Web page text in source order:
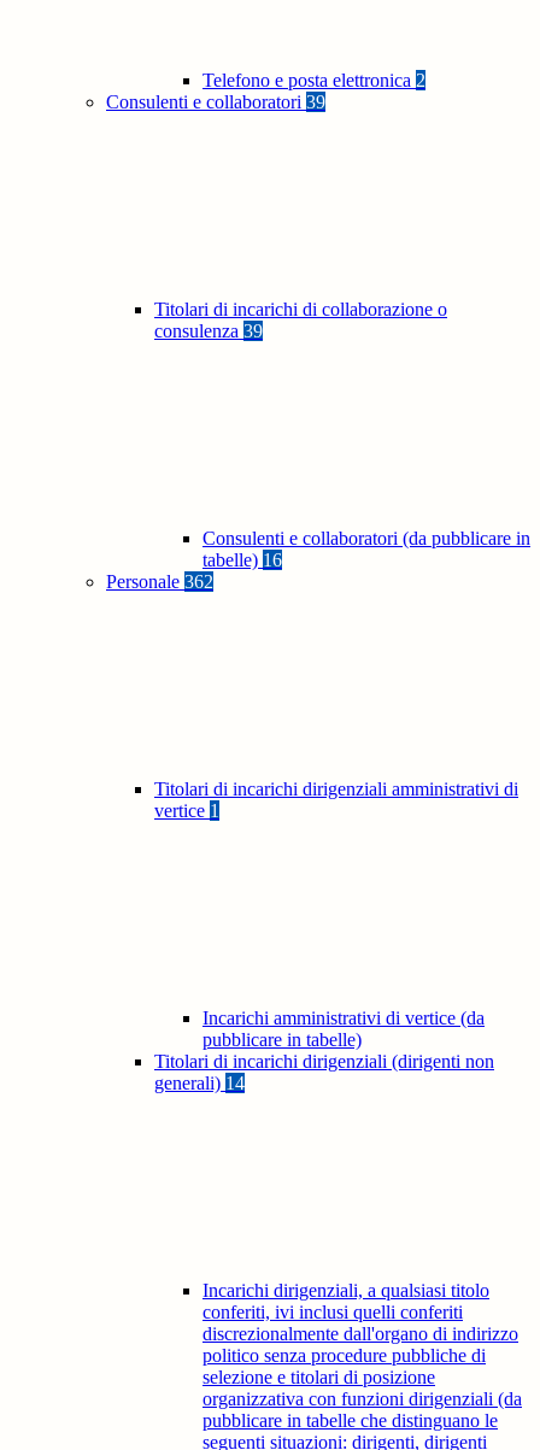
Telefono e posta elettronica 2
Consulenti e collaboratori 39
Titolari di incarichi di collaborazione o
consulenza 39
Consulenti e collaboratori (da pubblicare in
tabelle) 16
Personale 362
Titolari di incarichi dirigenziali amministrativi di
vertice 1
Incarichi amministrativi di vertice (da
pubblicare in tabelle)
Titolari di incarichi dirigenziali (dirigenti non
generali) 14
Incarichi dirigenziali, a qualsiasi titolo
conferiti, ivi inclusi quelli conferiti
discrezionalmente dall'organo di indirizzo
politico senza procedure pubbliche di
selezione e titolari di posizione
organizzativa con funzioni dirigenziali (da
pubblicare in tabelle che distinguano le
seguenti situazioni: dirigenti, dirigenti